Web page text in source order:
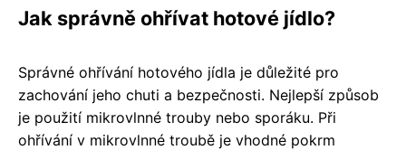
Jak správně ohřívat hotové jídlo?
Správné ohřívání hotového jídla je důležité pro
zachování jeho chuti a bezpečnosti. Nejlepší způsob
je použití mikrovlnné trouby nebo sporáku. Při
ohřívání v mikrovlnné troubě je vhodné pokrm